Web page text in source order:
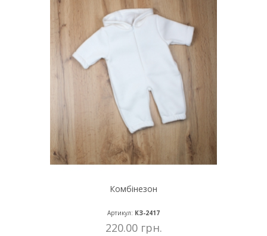
Комбінезон
Артикул: КЗ-2417
220.00 грн.